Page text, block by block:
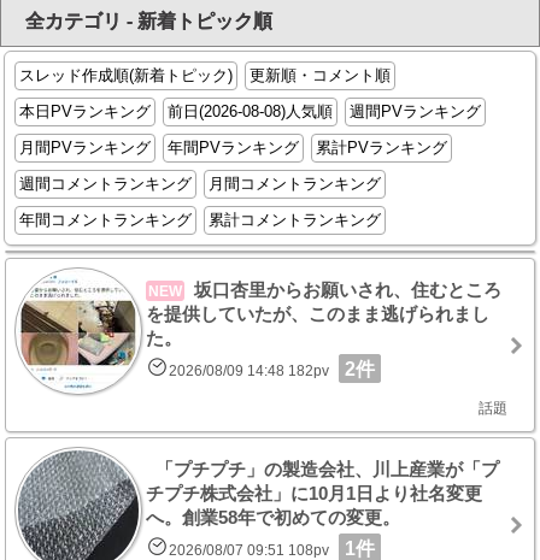
全カテゴリ - 新着トピック順
スレッド作成順(新着トピック)
更新順・コメント順
本日PVランキング
前日(2026-08-08)人気順
週間PVランキング
月間PVランキング
年間PVランキング
累計PVランキング
週間コメントランキング
月間コメントランキング
年間コメントランキング
累計コメントランキング
NEW
坂口杏里からお願いされ、住むところ
を提供していたが、このまま逃げられまし
た。
2026/08/09 14:48 182pv 2件
話題
「プチプチ」の製造会社、川上産業が「プ
チプチ株式会社」に10月1日より社名変更
へ。創業58年で初めての変更。
2026/08/07 09:51 108pv 1件